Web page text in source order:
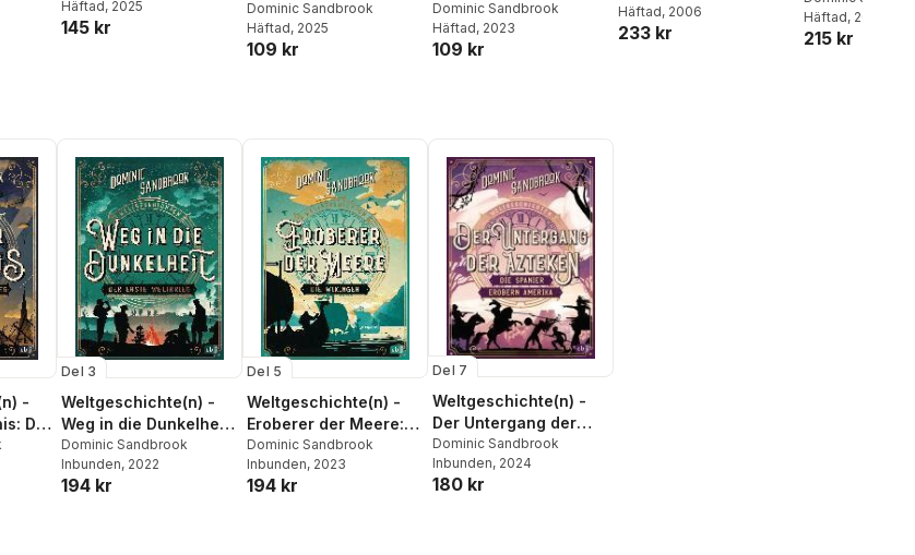
Sandbrook,Tom Holland
Häftad, 2025
145 kr
Seas
Dominic Sandbrook
Häftad, 2025
109 kr
Dominic Sandbrook
Häftad, 2023
109 kr
Häftad, 2006
233 kr
Häftad, 2007
215 kr
-
Der
Del 3
Weltgeschichte(n) -
Weg in die Dunkelheit.
Der Erste Weltkrieg
Dominic Sandbrook
Inbunden, 2022
194 kr
Del 5
Weltgeschichte(n) -
Eroberer der Meere:
Die Wikinger
Dominic Sandbrook
Inbunden, 2023
194 kr
Del 7
Weltgeschichte(n) -
Der Untergang der
Azteken: Die Spanier
erobern Amerika
Dominic Sandbrook
Inbunden, 2024
180 kr